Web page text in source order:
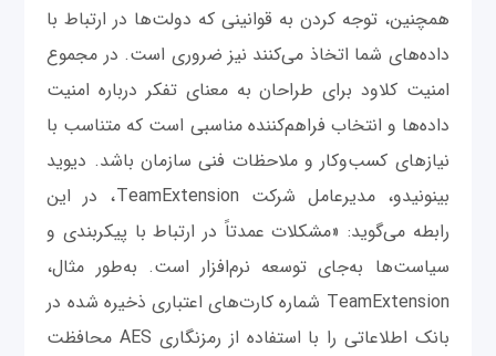
همچنین، توجه کردن به قوانینی که دولت‌ها در ارتباط با
داده‌های شما اتخاذ می‌کنند نیز ضروری است. در مجموع
امنیت کلاود برای طراحان به معنای تفکر درباره امنیت
داده‌ها و انتخاب فراهم‌کننده مناسبی است که متناسب با
نیازهای کسب‌وکار و ملاحظات فنی سازمان باشد. دیوید
بینونیدو، مدیرعامل شرکت TeamExtension، در این
رابطه می‌گوید: «مشکلات عمدتاً در ارتباط با پیکربندی و
سیاست‌ها به‌جای توسعه نرم‌افزار است. به‌طور مثال،
TeamExtension شماره کارت‌های اعتباری ذخیره شده در
بانک ‌اطلاعاتی را با استفاده از رمزنگاری AES محافظت